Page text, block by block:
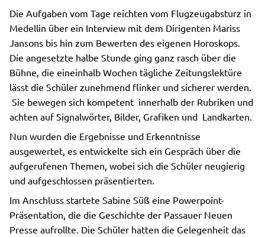
Die Aufgaben vom Tage reichten vom Flugzeugabsturz in
Medellin über ein Interview mit dem Dirigenten Mariss
Jansons bis hin zum Bewerten des eigenen Horoskops.
Die angesetzte halbe Stunde ging ganz rasch über die
Bühne, die eineinhalb Wochen tägliche Zeitungslektüre
lässt die Schüler zunehmend flinker und sicherer werden.
Sie bewegen sich kompetent innerhalb der Rubriken und
achten auf Signalwörter, Bilder, Grafiken und Landkarten.
Nun wurden die Ergebnisse und Erkenntnisse
ausgewertet, es entwickelte sich ein Gespräch über die
aufgerufenen Themen, wobei sich die Schüler neugierig
und aufgeschlossen präsentierten.
Im Anschluss startete Sabine Süß eine Powerpoint-
Präsentation, die die Geschichte der Passauer Neuen
Presse aufrollte. Die Schüler hatten die Gelegenheit das